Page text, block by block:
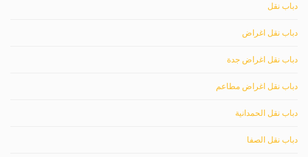
دباب نقل
دباب نقل اغراض
دباب نقل اغراض جدة
دباب نقل اغراض مطاعم
دباب نقل الحمدانية
دباب نقل الصفا